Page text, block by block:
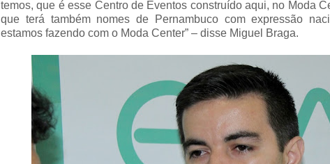
temos, que é esse Centro de Eventos construído aqui, no Moda
que terá também nomes de Pernambuco com expressão
estamos fazendo com o Moda Center” – disse Miguel Braga.